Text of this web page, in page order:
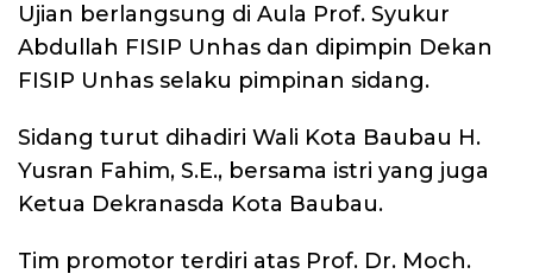
Ujian berlangsung di Aula Prof. Syukur
Abdullah FISIP Unhas dan dipimpin Dekan
FISIP Unhas selaku pimpinan sidang.
Sidang turut dihadiri Wali Kota Baubau H.
Yusran Fahim, S.E., bersama istri yang juga
Ketua Dekranasda Kota Baubau.
Tim promotor terdiri atas Prof. Dr. Moch.